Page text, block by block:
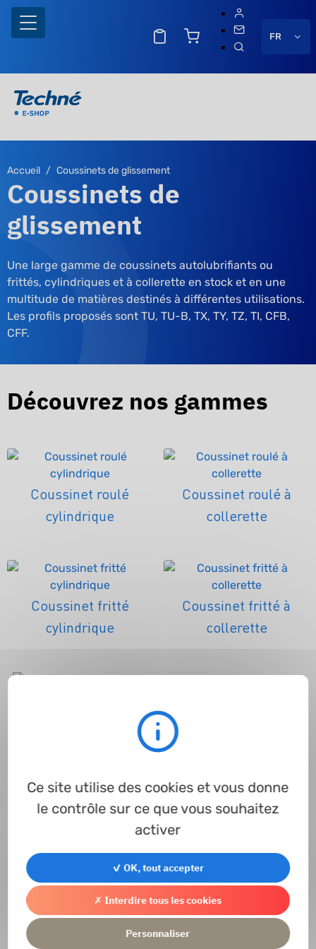
FR
Accueil Coussinets de glissement
Coussinets de
glissement
Une large gamme de coussinets autolubrifiants ou
frittés, cylindriques et à collerette en stock et en une
multitude de matières destinés à différentes utilisations.
Les profils proposés sont TU, TU-B, TX, TY, TZ, TI, CFB,
CFF.
Découvrez nos gammes
Coussinet roulé
cylindrique
Coussinet roulé à
collerette
Coussinet fritté
cylindrique
Coussinet fritté à
collerette
Accéder au formulaire de contact
Ce site utilise des cookies et vous donne
le contrôle sur ce que vous souhaitez
activer
✓ OK, tout accepter
✗ Interdire tous les cookies
Personnaliser